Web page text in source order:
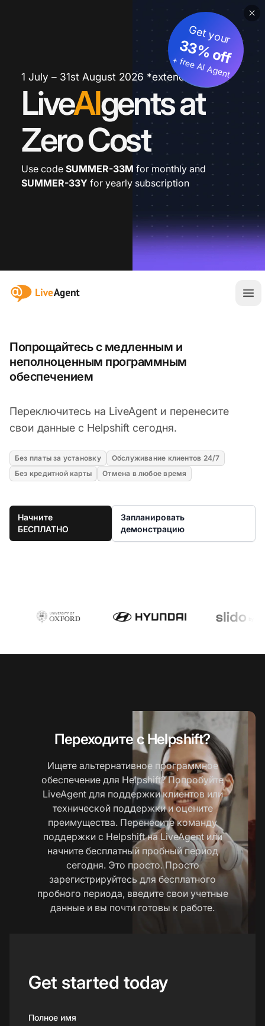
1 July – 31st August 2026 *extended
LiveAIgents at
Zero Cost
Get your
33% off
+ free AI Agent
Use code SUMMER-33M for monthly and
SUMMER-33Y for yearly subscription
:site.title
Попрощайтесь с медленным и
неполноценным программным
обеспечением
Переключитесь на LiveAgent и перенесите
свои данные с Helpshift сегодня.
Без платы за установку
Обслуживание клиентов 24/7
Без кредитной карты
Отмена в любое время
Начните
БЕСПЛАТНО
Запланировать
демонстрацию
Переходите с Helpshift?
Ищете альтернативное программное
обеспечение для Helpshift? Попробуйте
LiveAgent для поддержки клиентов или
технической поддержки и оцените
преимущества. Перенесите команду
поддержки с Helpshift на LiveAgent или
начните бесплатный пробный период
сегодня. Это просто. Просто
зарегистрируйтесь для бесплатного
пробного периода, введите свои учетные
данные и вы почти готовы к работе.
Get started today
Полное имя